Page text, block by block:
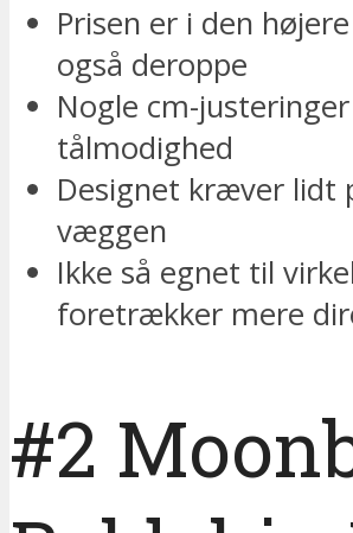
Prisen er i den
også deroppe
Nogle cm-
tålmodighed
Designet kræver lidt
væggen
Ikke så egnet til
foretrækker mere
#2